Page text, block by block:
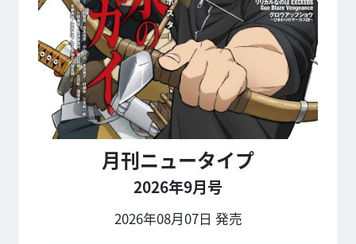
月刊ニュータイプ
2026年9月号
2026年08月07日 発売